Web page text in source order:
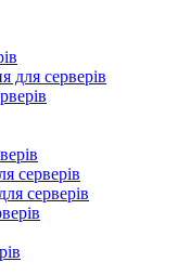
для серверів
серверів
серверів